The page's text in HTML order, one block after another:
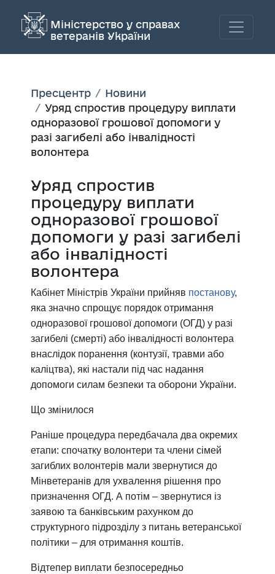
Міністерство у справах
ветеранів України
Пресцентр
Новини
Уряд спростив процедуру виплати
одноразової грошової допомоги у
разі загибелі або інвалідності
волонтера
Уряд спростив
процедуру виплати
одноразової грошової
допомоги у разі загибелі
або інвалідності
волонтера
Кабінет Міністрів України прийняв постанову,
яка значно спрощує порядок отримання
одноразової грошової допомоги (ОГД) у разі
загибелі (смерті) або інвалідності волонтера
внаслідок поранення (контузії, травми або
каліцтва), які настали під час надання
допомоги силам безпеки та оборони України.
Що змінилося
Раніше процедура передбачала два окремих
етапи: спочатку волонтери та члени сімей
загиблих волонтерів мали звернутися до
Мінветеранів для ухвалення рішення про
призначення ОГД. А потім – звернутися із
заявою та банківським рахунком до
структурного підрозділу з питань ветеранської
політики – для отримання коштів.
Відтепер виплати безпосередньо